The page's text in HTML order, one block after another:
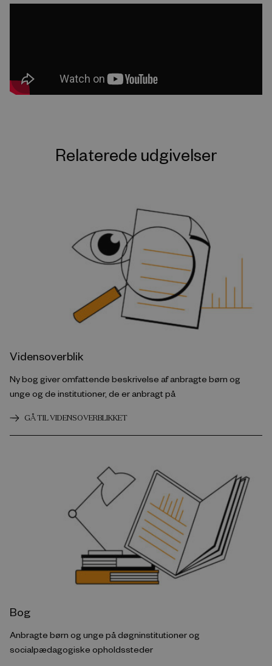
Relaterede udgivelser
Vidensoverblik
Ny bog giver omfattende beskrivelse af anbragte børn og
unge og de institutioner, de er anbragt på
GÅ TIL VIDENSOVERBLIKKET
Bog
Anbragte børn og unge på døgninstitutioner og
socialpædagogiske opholdssteder